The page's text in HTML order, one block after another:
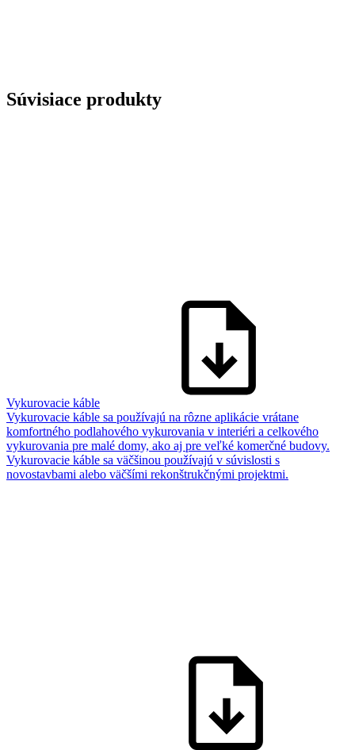
Súvisiace produkty
Vykurovacie káble
Vykurovacie káble sa používajú na rôzne aplikácie vrátane
komfortného podlahového vykurovania v interiéri a celkového
vykurovania pre malé domy, ako aj pre veľké komerčné budovy.
Vykurovacie káble sa väčšinou používajú v súvislosti s
novostavbami alebo väčšími rekonštrukčnými projektmi.